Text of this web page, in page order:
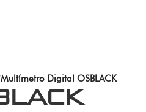
Multímetro Digital OSBLACK